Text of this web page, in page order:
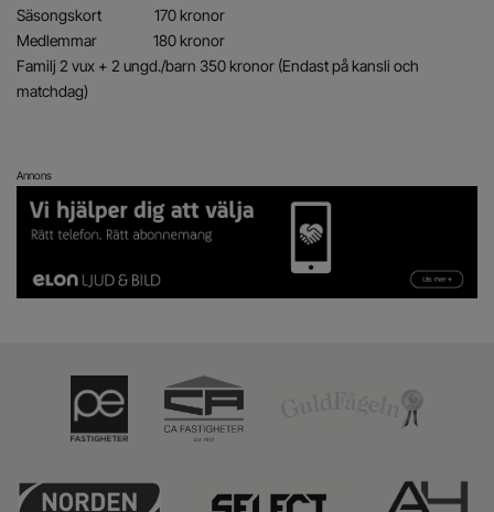
Säsongskort 170 kronor
Medlemmar 180 kronor
Familj 2 vux + 2 ungd./barn 350 kronor (Endast på kansli och
matchdag)
Annons